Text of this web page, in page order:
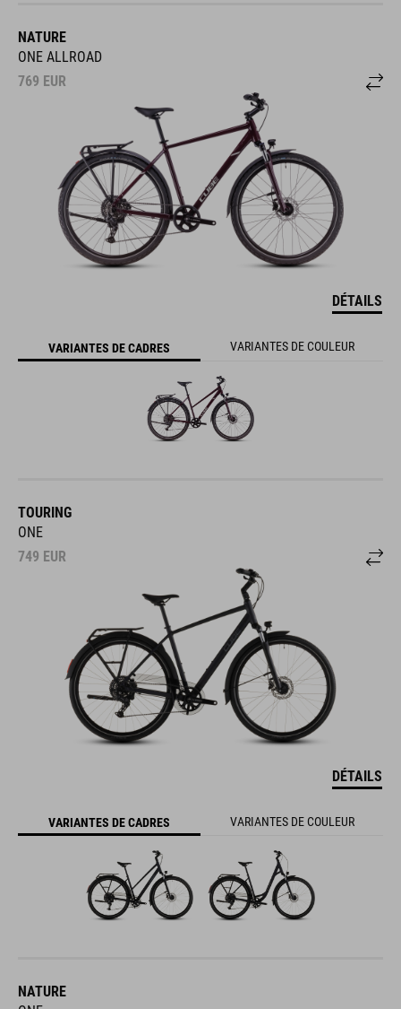
NATURE
ONE ALLROAD
769 EUR
DÉTAILS
VARIANTES DE CADRES VARIANTES DE COULEUR
TOURING
ONE
749 EUR
DÉTAILS
VARIANTES DE CADRES VARIANTES DE COULEUR
NATURE